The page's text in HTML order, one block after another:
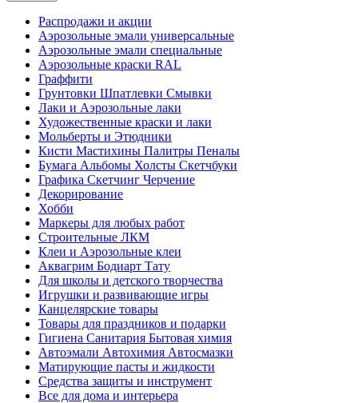
Распродажи и акции
Аэрозольные эмали универсальные
Аэрозольные эмали специальные
Аэрозольные краски RAL
Граффити
Грунтовки Шпатлевки Смывки
Лаки и Аэрозольные лаки
Художественные краски и лаки
Мольберты и Этюдники
Кисти Мастихины Палитры Пеналы
Бумага Альбомы Холсты Скетчбуки
Графика Скетчинг Черчение
Декорирование
Хобби
Маркеры для любых работ
Строительные ЛКМ
Клеи и Аэрозольные клеи
Аквагрим Бодиарт Тату
Для школы и детского творчества
Игрушки и развивающие игры
Канцелярские товары
Товары для праздников и подарки
Гигиена Санитария Бытовая химия
Автоэмали Автохимия Автосмазки
Матирующие пасты и жидкости
Средства защиты и инструмент
Все для дома и интерьера